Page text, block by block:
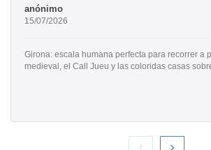
anónimo
15/07/2026
Girona: escala humana perfecta para recorrer a
medieval, el Call Jueu y las coloridas casas